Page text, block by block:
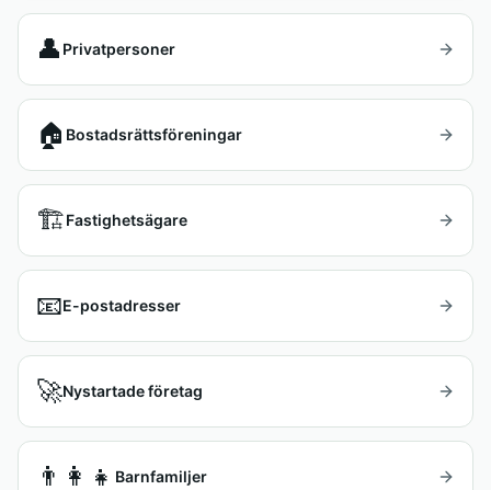
👤 Privatpersoner
🏠 Bostadsrättsföreningar
🏗️Fastighetsägare
📧E-postadresser
🚀Nystartade företag
👨‍👩‍👧 Barnfamiljer